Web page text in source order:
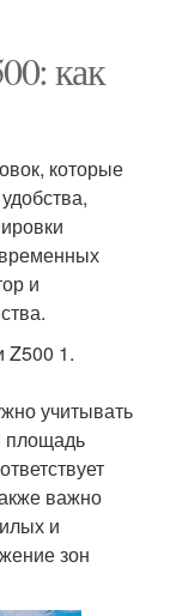
как
которые
и
Z500 1.
учитывать
площадь
важно
и
зон